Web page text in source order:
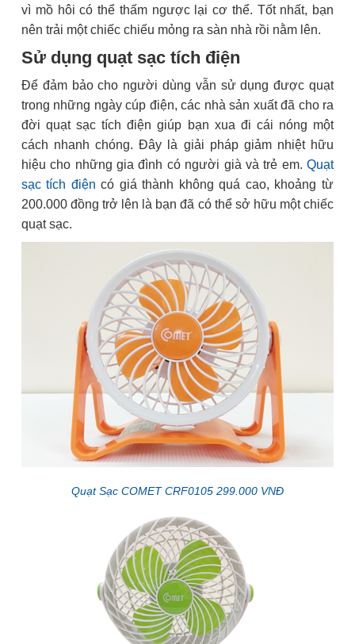
vì mồ hôi có thể thấm ngược lại cơ thể. Tốt nhất, bạn
nên trải một chiếc chiếu mỏng ra sàn nhà rồi nằm lên.
Sử dụng quạt sạc tích điện
Để đảm bảo cho người dùng vẫn sử dụng được quạt
trong những ngày cúp điện, các nhà sản xuất đã cho ra
đời quạt sạc tích điện giúp bạn xua đi cái nóng một
cách nhanh chóng. Đây là giải pháp giảm nhiệt hữu
hiệu cho những gia đình có người già và trẻ em. Quạt
sạc tích điện có giá thành không quá cao, khoảng từ
200.000 đồng trở lên là bạn đã có thể sở hữu một chiếc
quạt sạc.
Quạt Sạc COMET CRF0105 299.000 VNĐ